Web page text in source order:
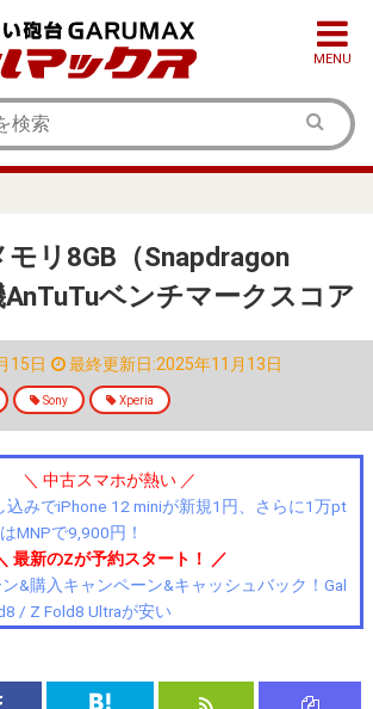
MENU
リ8GB（Snapdragon
ベンチマークスコア
15日 最終更新日:2025年11月13日
Sony Xperia
＼ 中古スマホが熱い ／
込みでiPhone 12 miniが新規1円、さらに1万pt
MNPで9,900円！
最新のZが予約スタート！ ／
&購入キャンペーン&キャッシュバック！Gal
/ Z Fold8 Ultraが安い